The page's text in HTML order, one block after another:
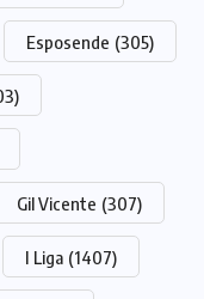
Esposende (305)
Gil Vicente (307)
I Liga (1407)